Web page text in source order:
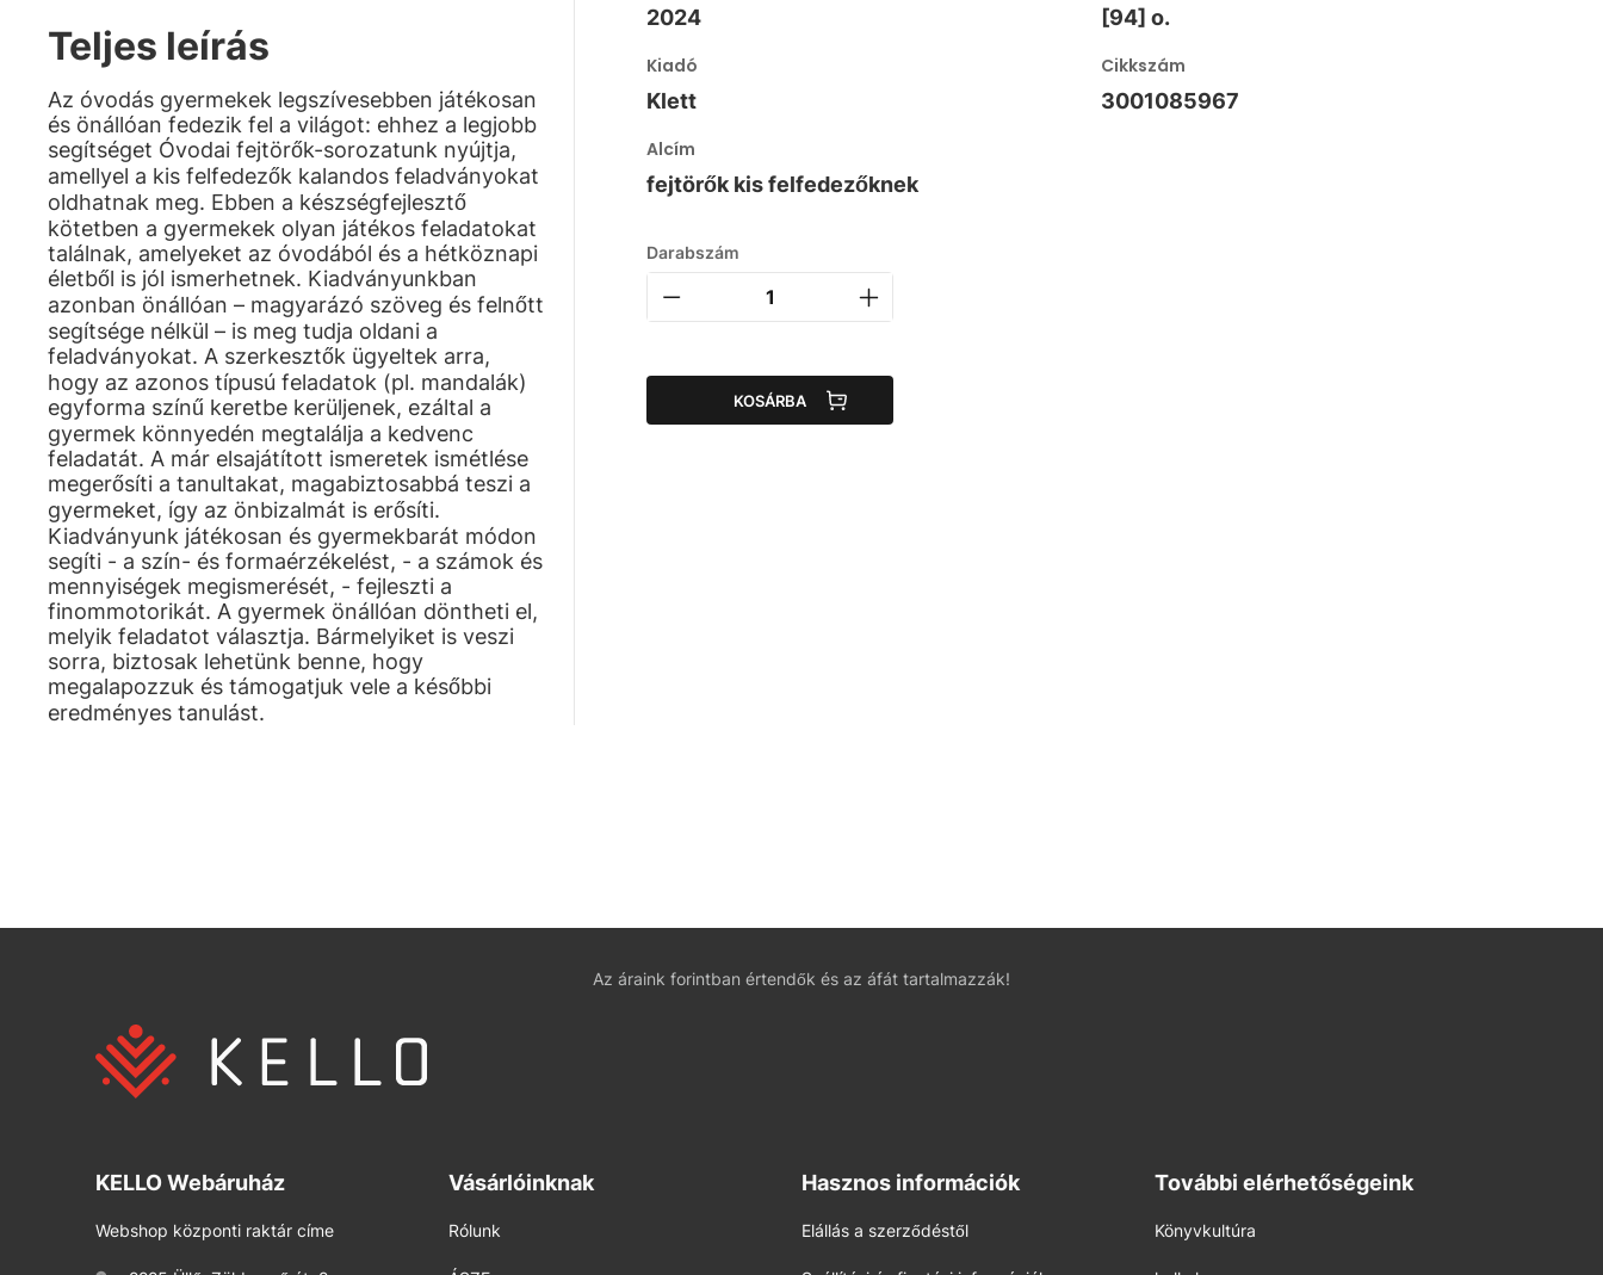
Teljes leírás
Az óvodás gyermekek legszívesebben játékosan
és önállóan fedezik fel a világot: ehhez a legjobb
segítséget Óvodai fejtörők-sorozatunk nyújtja,
amellyel a kis felfedezők kalandos feladványokat
oldhatnak meg. Ebben a készségfejlesztő
kötetben a gyermekek olyan játékos feladatokat
találnak, amelyeket az óvodából és a hétköznapi
életből is jól ismerhetnek. Kiadványunkban
azonban önállóan – magyarázó szöveg és felnőtt
segítsége nélkül – is meg tudja oldani a
feladványokat. A szerkesztők ügyeltek arra,
hogy az azonos típusú feladatok (pl. mandalák)
egyforma színű keretbe kerüljenek, ezáltal a
gyermek könnyedén megtalálja a kedvenc
feladatát. A már elsajátított ismeretek ismétlése
megerősíti a tanultakat, magabiztosabbá teszi a
gyermeket, így az önbizalmát is erősíti.
Kiadványunk játékosan és gyermekbarát módon
segíti - a szín- és formaérzékelést, - a számok és
mennyiségek megismerését, - fejleszti a
finommotorikát. A gyermek önállóan döntheti el,
melyik feladatot választja. Bármelyiket is veszi
sorra, biztosak lehetünk benne, hogy
megalapozzuk és támogatjuk vele a későbbi
eredményes tanulást.
2024 [94] o.
Kiadó
Klett
Cikkszám
3001085967
Alcím
fejtörők kis felfedezőknek
Darabszám
KOSÁRBA
Az áraink forintban értendők és az áfát tartalmazzák!
KELLO Webáruház
Webshop központi raktár címe
Vásárlóinknak
Rólunk
Hasznos információk
Elállás a szerződéstől
További elérhetőségeink
Könyvkultúra